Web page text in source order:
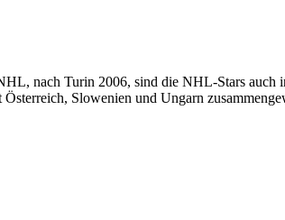
nach Turin 2006, sind die NHL-Stars
Slowenien und Ungarn